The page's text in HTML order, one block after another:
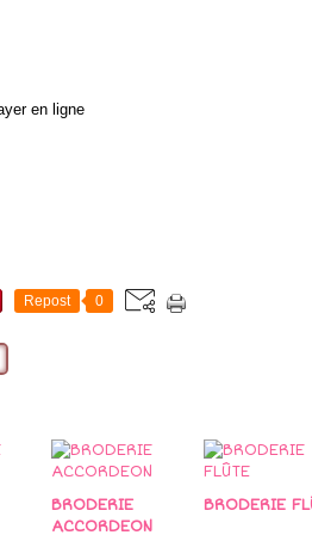
Repost 0
BRODERIE
ACCORDEON
BRODERIE